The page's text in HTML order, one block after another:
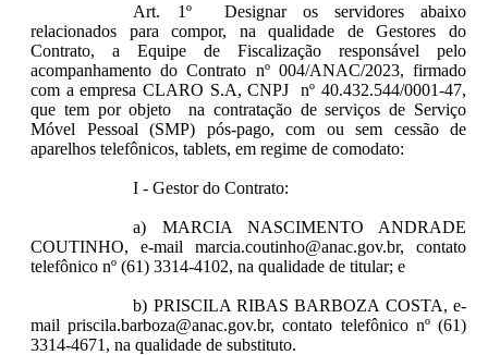
Art. 1º Designar os servidores abaixo
relacionados para compor, na qualidade de Gestores do
Contrato, a Equipe de Fiscalização responsável pelo
acompanhamento do Contrato nº 004/ANAC/2023, firmado
com a empresa CLARO S.A, CNPJ nº 40.432.544/0001-47,
que tem por objeto na contratação de serviços de Serviço
Móvel Pessoal (SMP) pós-pago, com ou sem cessão de
aparelhos telefônicos, tablets, em regime de comodato:
I - Gestor do Contrato:
a) MARCIA NASCIMENTO ANDRADE
COUTINHO, e-mail marcia.coutinho@anac.gov.br, contato
telefônico nº (61) 3314-4102, na qualidade de titular; e
b) PRISCILA RIBAS BARBOZA COSTA, e-
mail priscila.barboza@anac.gov.br, contato telefônico nº (61)
3314-4671, na qualidade de substituto.